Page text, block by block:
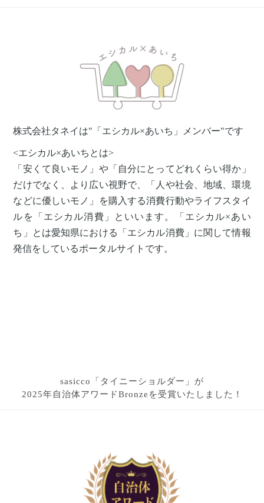
株式会社タネイは"「エシカル×あいち」メンバー"です
<エシカル×あいちとは>
「安くて良いモノ」や「自分にとってどれくらい得か」
だけでなく、より広い視野で、「人や社会、地域、環境
などに優しいモノ」を購入する消費行動やライフスタイ
ルを「エシカル消費」といいます。「エシカル×あい
ち」とは愛知県における「エシカル消費」に関して情報
発信をしているポータルサイトです。
sasicco「タイニーショルダー」が
2025年自治体アワードBronzeを受賞いたしました！